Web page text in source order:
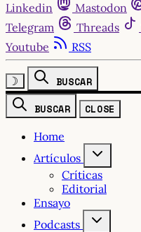
Linkedin
Mastodon
Telegram
Threads
Youtube
RSS
☽ BUSCAR
BUSCAR
CLOSE
Home
Artículos
Críticas
Editorial
Ensayo
Podcasts